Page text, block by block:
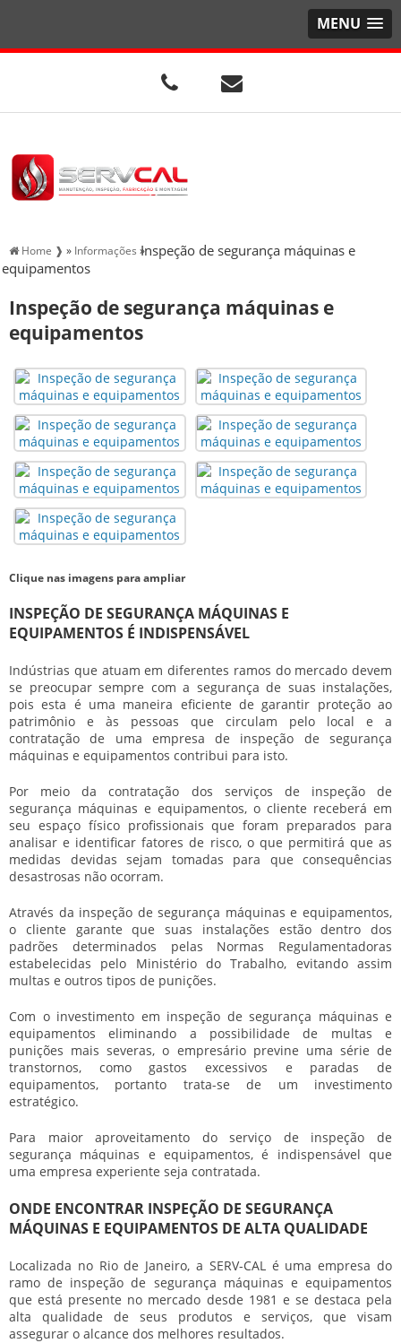
MENU
Home ❱ » Informações »
Inspeção de segurança máquinas e
equipamentos
Inspeção de segurança máquinas e
equipamentos
Clique nas imagens para ampliar
INSPEÇÃO DE SEGURANÇA MÁQUINAS E
EQUIPAMENTOS É INDISPENSÁVEL
Indústrias que atuam em diferentes ramos do mercado devem
se preocupar sempre com a segurança de suas instalações,
pois esta é uma maneira eficiente de garantir proteção ao
patrimônio e às pessoas que circulam pelo local e a
contratação de uma empresa de inspeção de segurança
máquinas e equipamentos contribui para isto.
Por meio da contratação dos serviços de inspeção de
segurança máquinas e equipamentos, o cliente receberá em
seu espaço físico profissionais que foram preparados para
analisar e identificar fatores de risco, o que permitirá que as
medidas devidas sejam tomadas para que consequências
desastrosas não ocorram.
Através da inspeção de segurança máquinas e equipamentos,
o cliente garante que suas instalações estão dentro dos
padrões determinados pelas Normas Regulamentadoras
estabelecidas pelo Ministério do Trabalho, evitando assim
multas e outros tipos de punições.
Com o investimento em inspeção de segurança máquinas e
equipamentos eliminando a possibilidade de multas e
punições mais severas, o empresário previne uma série de
transtornos, como gastos excessivos e paradas de
equipamentos, portanto trata-se de um investimento
estratégico.
Para maior aproveitamento do serviço de inspeção de
segurança máquinas e equipamentos, é indispensável que
uma empresa experiente seja contratada.
ONDE ENCONTRAR INSPEÇÃO DE SEGURANÇA
MÁQUINAS E EQUIPAMENTOS DE ALTA QUALIDADE
Localizada no Rio de Janeiro, a SERV-CAL é uma empresa do
ramo de inspeção de segurança máquinas e equipamentos
que está presente no mercado desde 1981 e se destaca pela
alta qualidade de seus produtos e serviços, que visam
assegurar o alcance dos melhores resultados.